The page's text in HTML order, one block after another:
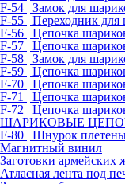
F-54 | Замок для
F-55 | Переходник
F-56 | Цепочка
F-57 | Цепочка
F-58 | Замок для
F-59 | Цепочка
F-70 | Цепочка
F-71 | Цепочка
F-72 | Цепочка
ШАРИКОВЫЕ
F-80 | Шнурок
Магнитный винил
Заготовки армейских
Атласная лента под